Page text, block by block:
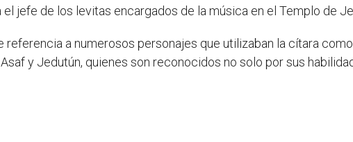
jefe de los levitas encargados de la música en el Templo de
referencia a numerosos personajes que utilizaban la cítara
y Jedutún, quienes son reconocidos no solo por sus